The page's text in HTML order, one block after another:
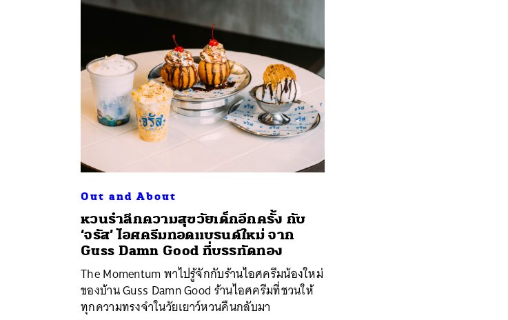
Out and About
หวนรำลึกความสุขวัยเด็กอีกครั้ง กับ
‘จรัส’ ไอศครีมทอดแบรนด์ใหม่ จาก
Guss Damn Good ที่บรรทัดทอง
The Momentum พาไปรู้จักกับร้านไอศครีมน้องใหม่
ของบ้าน Guss Damn Good ร้านไอศครีมที่ชวนให้
ทุกความทรงจำในวัยเยาว์หวนคืนกลับมา